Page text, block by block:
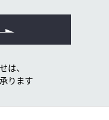
は、
ります